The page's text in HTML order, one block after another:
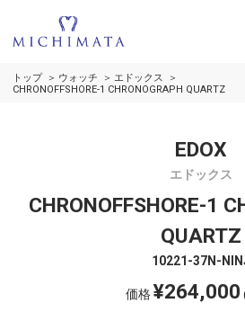
トップ ウォッチ
エドックス
CHRONOFFSHORE-1 CHRONOGRAPH QUARTZ
EDOX
エドックス
CHRONOFFSHORE-1
QUARTZ
10221-37N-
価格¥264,000